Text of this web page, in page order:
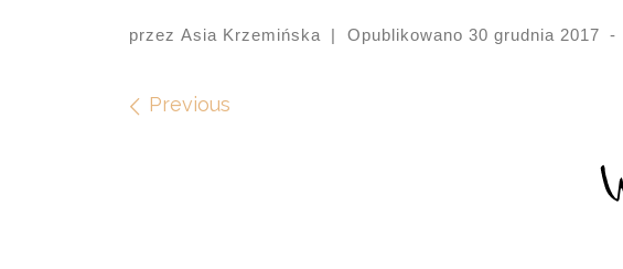
przez Asia Krzemińska | Opublikowano 30 grudnia 2017 -
Images navigation
Previous